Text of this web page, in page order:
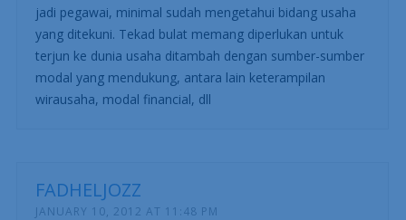
jadi pegawai, minimal sudah mengetahui bidang usaha
yang ditekuni. Tekad bulat memang diperlukan untuk
terjun ke dunia usaha ditambah dengan sumber-sumber
modal yang mendukung, antara lain keterampilan
wirausaha, modal financial, dll
FADHELJOZZ
JANUARY 10, 2012 AT 11:48 PM